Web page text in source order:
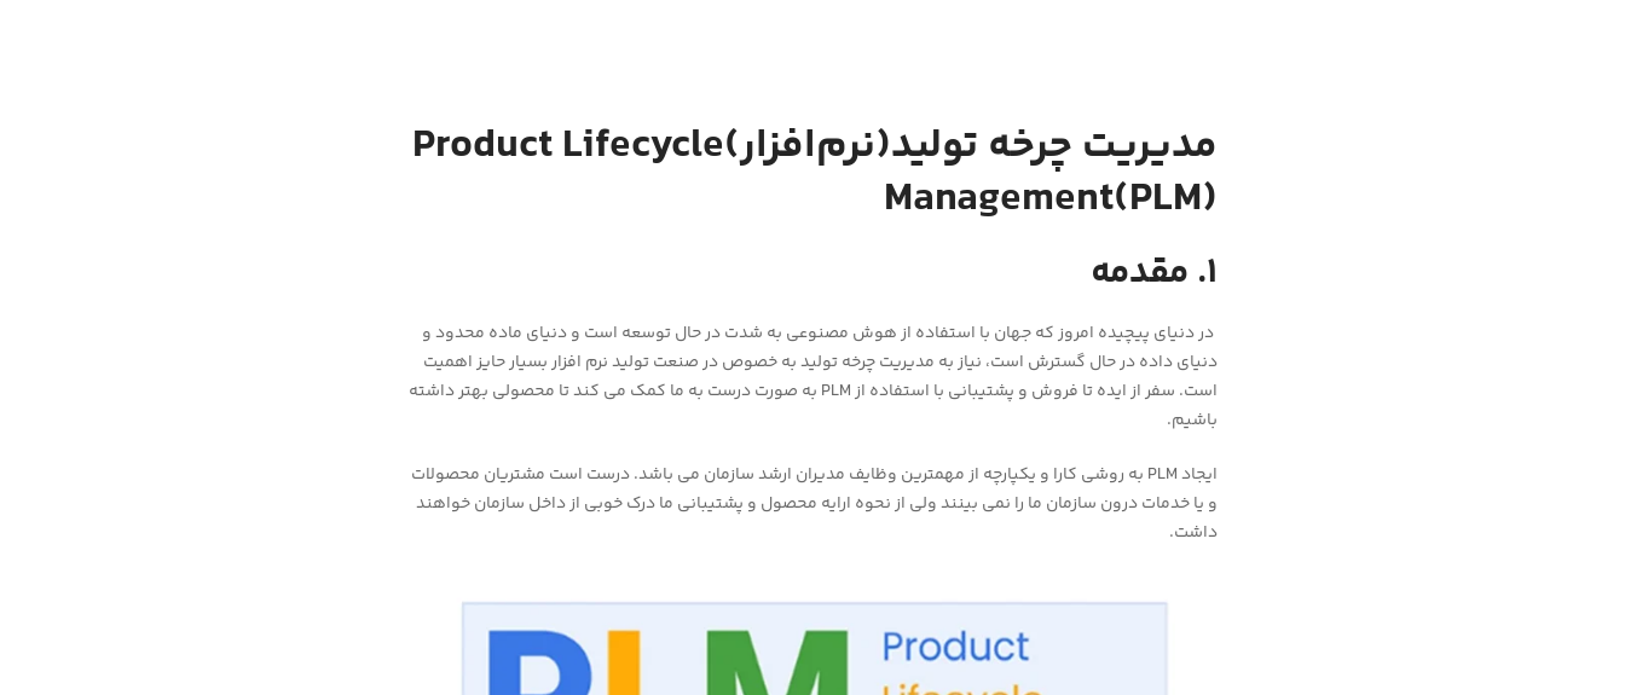
مدیریت چرخه تولید(نرم‌افزار)Product Lifecycle
Management(PLM)
1. مقدمه
در دنیای پیچیده امروز که جهان با استفاده از هوش مصنوعی به شدت در حال توسعه است و دنیای ماده محدود و
دنیای داده در حال گسترش است، نیاز به مدیریت چرخه تولید به خصوص در صنعت تولید نرم افزار بسیار حایز اهمیت
است. سفر از ایده تا فروش و پشتیبانی با استفاده از PLM به صورت درست به ما کمک می کند تا محصولی بهتر داشته
باشیم.
ایجاد PLM به روشی کارا و یکپارچه از مهمترین وظایف مدیران ارشد سازمان می باشد. درست است مشتریان محصولات
و یا خدمات درون سازمان ما را نمی بینند ولی از نحوه ارایه محصول و پشتیبانی ما درک خوبی از داخل سازمان خواهند
داشت.